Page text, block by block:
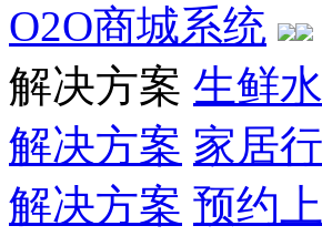
O2O商城系统
解决方案 生鲜
解决方案 家居
解决方案 预约